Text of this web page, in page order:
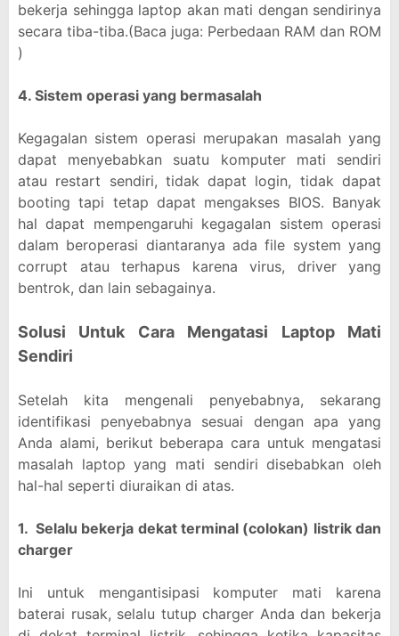
bekerja sehingga laptop akan mati dengan sendirinya
secara tiba-tiba.(Baca juga: Perbedaan RAM dan ROM
)
4. Sistem operasi yang bermasalah
Kegagalan sistem operasi merupakan masalah yang
dapat menyebabkan suatu komputer mati sendiri
atau restart sendiri, tidak dapat login, tidak dapat
booting tapi tetap dapat mengakses BIOS. Banyak
hal dapat mempengaruhi kegagalan sistem operasi
dalam beroperasi diantaranya ada file system yang
corrupt atau terhapus karena virus, driver yang
bentrok, dan lain sebagainya.
Solusi Untuk Cara Mengatasi Laptop Mati
Sendiri
Setelah kita mengenali penyebabnya, sekarang
identifikasi penyebabnya sesuai dengan apa yang
Anda alami, berikut beberapa cara untuk mengatasi
masalah laptop yang mati sendiri disebabkan oleh
hal-hal seperti diuraikan di atas.
1. Selalu bekerja dekat terminal (colokan) listrik dan
charger
Ini untuk mengantisipasi komputer mati karena
baterai rusak, selalu tutup charger Anda dan bekerja